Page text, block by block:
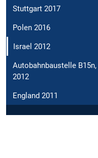
Stuttgart 2017
Polen 2016
Israel 2012
Autobahnbaustelle B15n,
2012
England 2011